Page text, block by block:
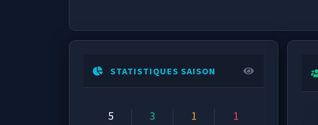
STATISTIQUES SAISON
5 3 1 1